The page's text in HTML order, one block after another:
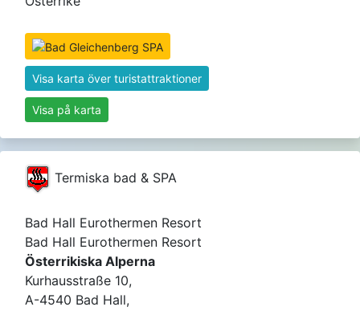
Visa karta över turistattraktioner
Visa på karta
Termiska bad & SPA
Bad Hall Eurothermen Resort
Bad Hall Eurothermen Resort
Österrikiska Alperna
Kurhausstraße 10,
A-4540 Bad Hall,